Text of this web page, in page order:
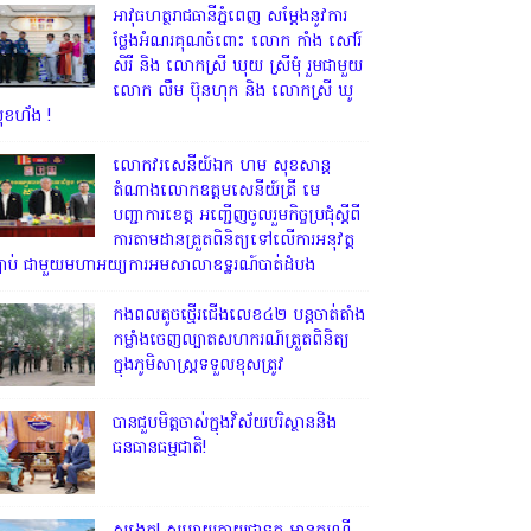
អាវុធហត្ថរាជធានីភ្នំពេញ សម្តែងនូវការ
ថ្លែងអំណរគុណចំពោះ លោក កាំង សៅរ៍
សិរី និង លោកស្រី ឃុយ ស្រីមុំ រួមជាមួយ
លោក លឹម ប៊ុនហុក និង លោកស្រី ឃូ
ហ័ង !
លោក​វរសេនីយ៍ឯក​ ហម​ សុខសាន្ត
តំណាង​លោកឧត្តមសេនីយ៍ត្រី មេ
បញ្ជាការ​ខេត្ត អញ្ជេីញចូលរួមកិច្ចប្រជុំស្ដីពី
ការតាមដានត្រួតពិនិត្យទៅលេីការអនុវត្ត
ាប់​ ជាមួយមហាអយ្យការអមសាលាឧទ្ឋរណ៍បាត់ដំបង
កងពលតូចថ្មើរជើងលេខ៤២ បន្តចាត់តាំង
កម្លាំងចេញល្បាតសហករណ៍ត្រួតពិនិត្យ
ក្នុងភូមិសាស្រ្តទទួលខុសត្រូវ
បានជួបមិត្តចាស់ក្នុងវិស័យបរិស្ថាននិង
ធនធានធម្មជាតិ!